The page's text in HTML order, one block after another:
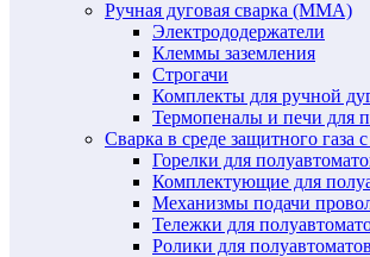
Ручная дуговая сварка (MMA)
Электрододержатели
Клеммы заземления
Строгачи
Комплекты для ручной
Термопеналы и печи для
Сварка в среде защитного
Горелки для
Комплектующие для
Механизмы подачи
Тележки для
Ролики для полуавтоматов